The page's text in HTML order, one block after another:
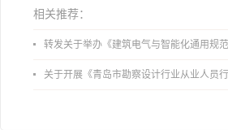
相关推荐：
转发关于举办《建筑电气与智能化通用规范》 GB55024-2022公益宣贯的
关于开展《青岛市勘察设计行业从业人员行为导则》、《青岛市住宅工程设计审查品质提升指引（2026版）》宣贯活